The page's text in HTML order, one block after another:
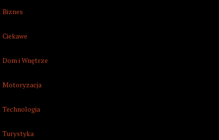
Biznes
Ciekawe
Dom i Wnętrze
Motoryzacja
Technologia
Turystyka